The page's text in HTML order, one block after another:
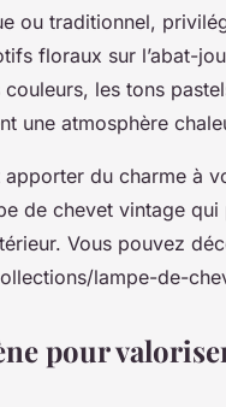
ou traditionnel,
floraux sur l’abat-
couleurs, les tons
une atmosphère
du charme à
de chevet vintage
Vous pouvez
lampe-de-
pour